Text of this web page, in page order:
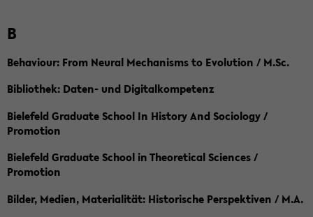
B
Behaviour: From Neural Mechanisms to Evolution / M.Sc.
Bibliothek: Daten- und Digitalkompetenz
Bielefeld Graduate School In History And Sociology /
Promotion
Bielefeld Graduate School in Theoretical Sciences /
Promotion
Bilder, Medien, Materialität: Historische Perspektiven / M.A.